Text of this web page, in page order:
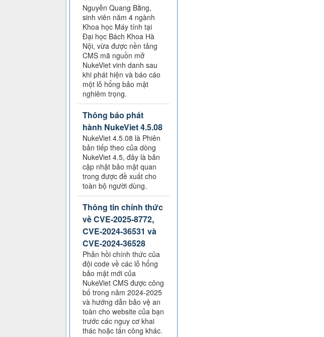
Nguyễn Quang Bằng,
sinh viên năm 4 ngành
Khoa học Máy tính tại
Đại học Bách Khoa Hà
Nội, vừa được nền tảng
CMS mã nguồn mở
NukeViet vinh danh sau
khi phát hiện và báo cáo
một lỗ hổng bảo mật
nghiêm trọng.
Thông báo phát
hành NukeViet 4.5.08
NukeViet 4.5.08 là Phiên
bản tiếp theo của dòng
NukeViet 4.5, đây là bản
cập nhật bảo mật quan
trong được đề xuất cho
toàn bộ người dùng.
Thông tin chính thức
về CVE-2025-8772,
CVE-2024-36531 và
CVE-2024-36528
Phản hồi chính thức của
đội code về các lỗ hổng
bảo mật mới của
NukeViet CMS được công
bố trong năm 2024-2025
và hướng dẫn bảo vệ an
toàn cho website của bạn
trước các nguy cơ khai
thác hoặc tấn công khác.